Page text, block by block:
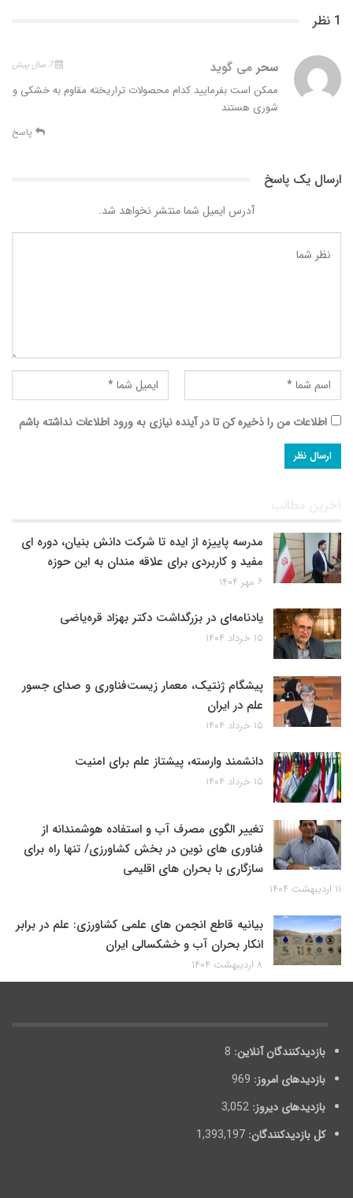
1 نظر
سحر می گوید 7 سال پیش
ممکن است بفرمایید کدام محصولات تراریخته مقاوم به خشکی و
شوری هستند
پاسخ
ارسال یک پاسخ
آدرس ایمیل شما منتشر نخواهد شد.
اطلاعات من را ذخیره کن تا در آینده نیازی به ورود اطلاعات نداشته باشم
آخرین مطالب
مدرسه پاییزه از ایده تا شرکت دانش بنیان، دوره ای
مفید و کاربردی برای علاقه مندان به این حوزه
۶ مهر ۱۴۰۴
یادنامه‌ای در بزرگداشت دکتر بهزاد قره‌یاضی
۱۵ خرداد ۱۴۰۴
پیشگام ژنتیک، معمار زیست‌فناوری و صدای جسور
علم در ایران
۱۵ خرداد ۱۴۰۴
دانشمند وارسته، پیشتاز علم برای امنیت
۱۵ خرداد ۱۴۰۴
تغییر الگوی مصرف آب و استفاده هوشمندانه از
فناوری های نوین در بخش کشاورزی/ تنها راه برای
سازگاری با بحران های اقلیمی
۱۱ اردیبهشت ۱۴۰۴
بیانیه قاطع انجمن های علمی کشاورزی: علم در برابر
انکار بحران آب و خشکسالی ایران
۸ اردیبهشت ۱۴۰۴
بازدیدکنندگان آنلاین: 8
بازدیدهای امروز: 969
بازدیدهای دیروز: 3,052
کل بازدیدکنند‌گان: 1,393,197